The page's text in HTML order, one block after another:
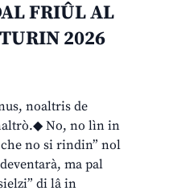
FRIÛL AL
2026
noaltris de
No, no lìn in
no si rindin” nol
ma pal
di lâ in